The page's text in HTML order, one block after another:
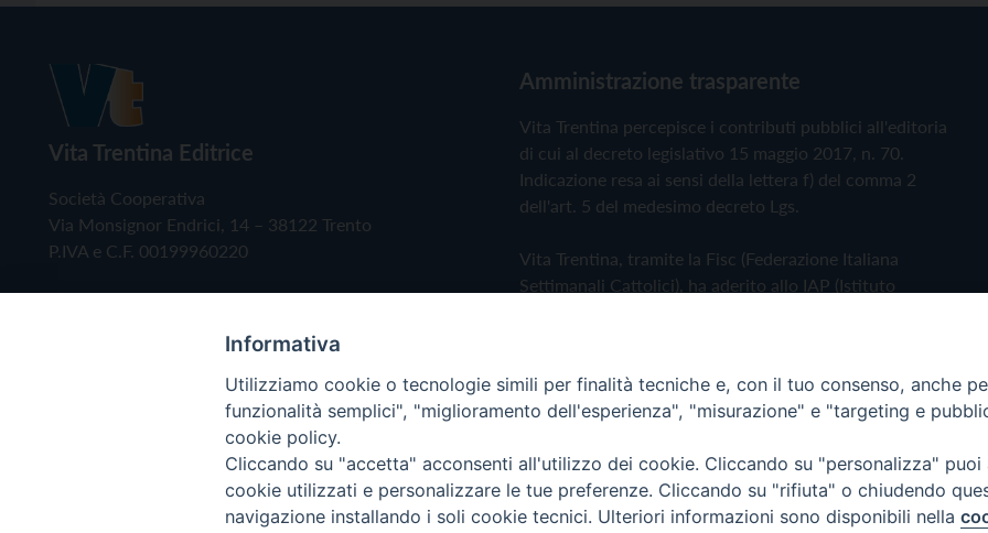
Vita Trentina Editrice
Società Cooperativa
Via Monsignor Endrici, 14 – 38122 Trento
P.IVA e C.F. 00199960220
Amministrazione trasparente
Vita Trentina percepisce i contributi pubblici all'editoria
di cui al decreto legislativo 15 maggio 2017, n. 70.
Indicazione resa ai sensi della lettera f) del comma 2
dell'art. 5 del medesimo decreto Lgs.
Vita Trentina, tramite la Fisc (Federazione Italiana
Settimanali Cattolici), ha aderito allo IAP (Istituto
Privacy Policy Cookie Policy
Copyright © 2019 - Tutti i diritti riservati - Vita Trentina Editrice
Informativa
Utilizziamo cookie o tecnologie simili per finalità tecniche e, con il tuo consenso, anche
funzionalità semplici", "miglioramento dell'esperienza", "misurazione" e "targeting e
cookie policy.
Cliccando su "accetta" acconsenti all'utilizzo dei cookie. Cliccando su "personalizza"
cookie utilizzati e personalizzare le tue preferenze. Cliccando su "rifiuta" o chiudendo
navigazione installando i soli cookie tecnici. Ulteriori informazioni sono disponibili nella